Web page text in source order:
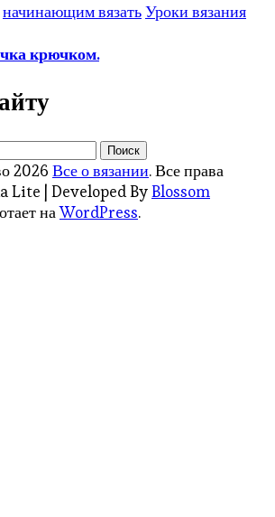
начинающим вязатьУроки вязания
крючком.
2026 Все о вязании. Все права
Lite | Developed ByBlossom
наWordPress.